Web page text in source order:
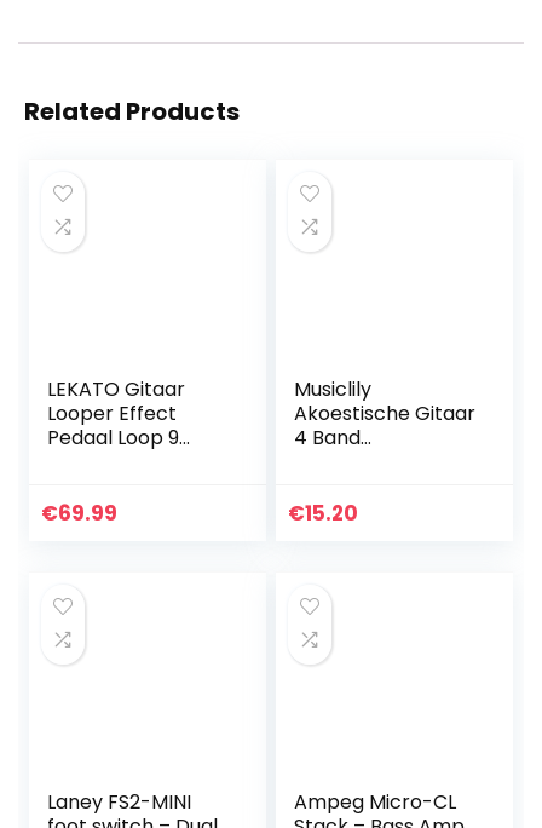
Related Products
LEKATO Gitaar
Looper Effect
Pedaal Loop 9
Elektrische Gitaar
€69.99
Musiclily
Akoestische Gitaar
4 Band
Piezo Pickup
€15.20
Laney FS2-MINI
Ampeg Micro-CL